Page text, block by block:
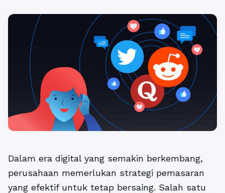
Dalam era digital yang semakin berkembang,
perusahaan memerlukan strategi pemasaran
yang efektif untuk tetap bersaing. Salah satu